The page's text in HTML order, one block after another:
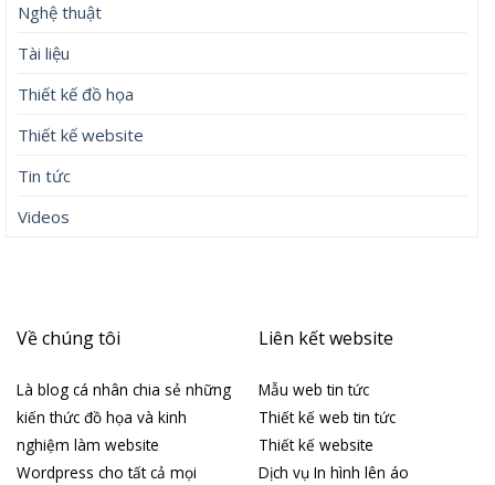
Nghệ thuật
Tài liệu
Thiết kế đồ họa
Thiết kế website
Tin tức
Videos
Về chúng tôi
Là blog cá nhân chia sẻ những
kiến thức đồ họa và kinh
nghiệm làm website
Wordpress cho tất cả mọi
Liên kết website
Mẫu web tin tức
Thiết kế web tin tức
Thiết kế website
Dịch vụ In hình lên áo